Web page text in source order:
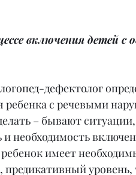
включения детей с
дефектолог
с речевыми
– бывают ситуации,
необходимость
имеет
уровень,